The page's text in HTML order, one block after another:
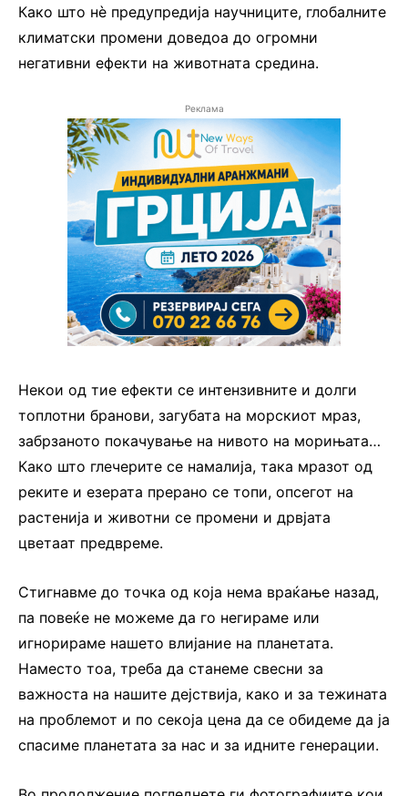
Како што нè предупредија научниците, глобалните
климатски промени доведоа до огромни
негативни ефекти на животната средина.
Реклама
Некои од тие ефекти се интензивните и долги
топлотни бранови, загубата на морскиот мраз,
забрзаното покачување на нивото на морињата…
Како што глечерите се намалија, така мразот од
реките и езерата прерано се топи, опсегот на
растенија и животни се промени и дрвјата
цветаат предвреме.
Стигнавме до точка од која нема враќање назад,
па повеќе не можеме да го негираме или
игнорираме нашето влијание на планетата.
Наместо тоа, треба да станеме свесни за
важноста на нашите дејствија, како и за тежината
на проблемот и по секоја цена да се обидеме да ја
спасиме планетата за нас и за идните генерации.